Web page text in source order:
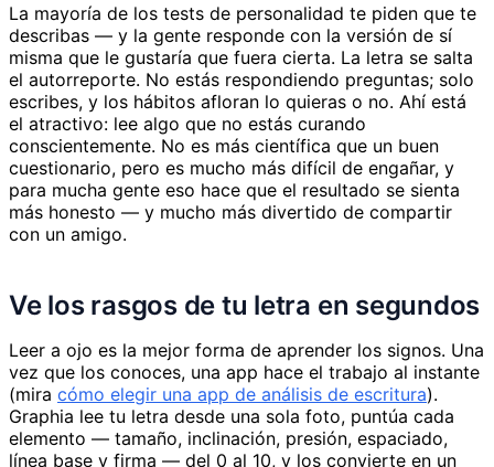
La mayoría de los tests de personalidad te piden que te
describas — y la gente responde con la versión de sí
misma que le gustaría que fuera cierta. La letra se salta
el autorreporte. No estás respondiendo preguntas; solo
escribes, y los hábitos afloran lo quieras o no. Ahí está
el atractivo: lee algo que no estás curando
conscientemente. No es más científica que un buen
cuestionario, pero es mucho más difícil de engañar, y
para mucha gente eso hace que el resultado se sienta
más honesto — y mucho más divertido de compartir
con un amigo.
Ve los rasgos de tu letra en segundos
Leer a ojo es la mejor forma de aprender los signos. Una
vez que los conoces, una app hace el trabajo al instante
(mira cómo elegir una app de análisis de escritura).
Graphia lee tu letra desde una sola foto, puntúa cada
elemento — tamaño, inclinación, presión, espaciado,
línea base y firma — del 0 al 10, y los convierte en un